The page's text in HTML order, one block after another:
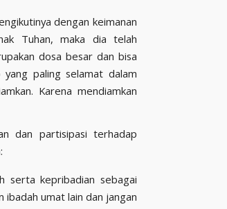
dengan keimanan
Tuhan, maka dia telah
dosa besar dan bisa
yang paling selamat dalam
Karena mendiamkan
dan partisipasi terhadap
serta kepribadian sebagai
umat lain dan jangan